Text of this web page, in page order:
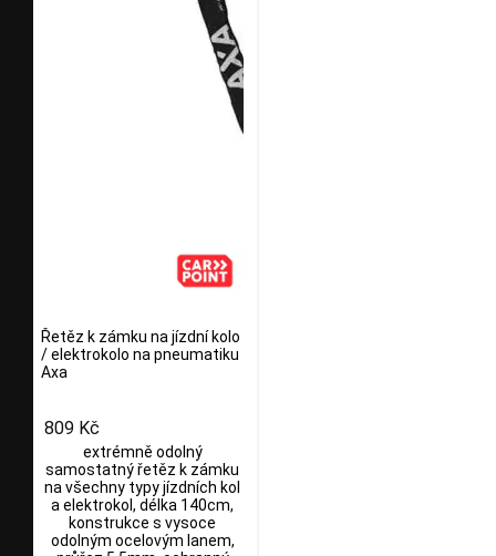
Řetěz k zámku na jízdní kolo
/ elektrokolo na pneumatiku
Axa
809 Kč
extrémně odolný
samostatný řetěz k zámku
na všechny typy jízdních kol
a elektrokol, délka 140cm,
konstrukce s vysoce
odolným ocelovým lanem,